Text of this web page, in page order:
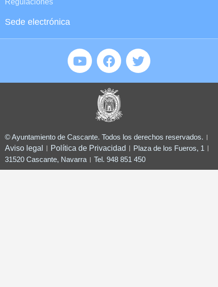
Regulaciones
Sede electrónica
© Ayuntamiento de Cascante. Todos los derechos reservados.
Aviso legal
Política de Privacidad
Plaza de los Fueros, 1
31520 Cascante, Navarra
Tel. 948 851 450